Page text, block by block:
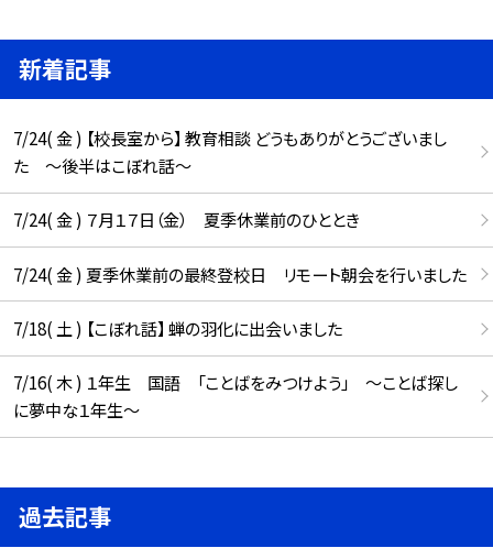
新着記事
7/24( 金 ) 【校長室から】 教育相談 どうもありがとうございまし
た ～後半はこぼれ話～
7/24( 金 ) ７月１７日（金） 夏季休業前のひととき
7/24( 金 ) 夏季休業前の最終登校日 リモート朝会を行いました
7/18( 土 ) 【こぼれ話】 蝉の羽化に出会いました
7/16( 木 ) １年生 国語 「ことばをみつけよう」 ～ことば探し
に夢中な１年生～
過去記事